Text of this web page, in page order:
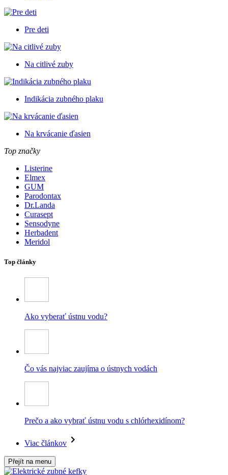
Pre deti
Na citlivé zuby
Indikácia zubného plaku
Na krvácanie ďasien
Top značky
Listerine
Elmex
GUM
Parodontax
Dr.Landa
Curasept
Sensodyne
Herbadent
Meridol
Top články
Ako vyberať ústnu vodu?
Čo vás najviac zaujíma o ústnych vodách
Prečo a ako vybrať ústnu vodu s chlórhexidínom?
Viac článkov
Přejít na menu